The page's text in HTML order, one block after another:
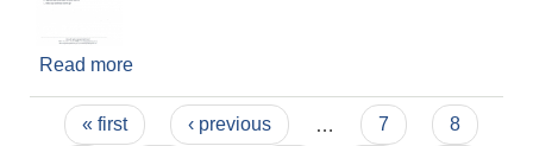
Read more
Pages
« first ‹ previous 7
8